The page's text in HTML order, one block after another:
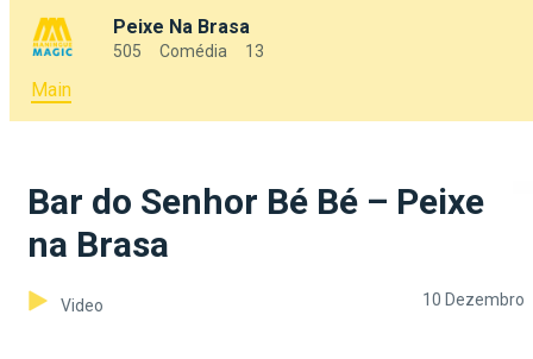
Peixe Na Brasa
505 Comédia 13
Main
Bar do Senhor Bé Bé – Peixe
na Brasa
Video 10 Dezembro